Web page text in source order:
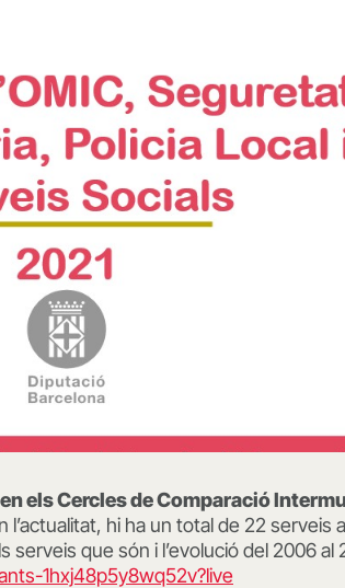
els Cercles de Comparació
l’actualitat, hi ha un total de 22 serveis
que són i l’evolució del 2006 al
1hxj48p5y8wq52v?live